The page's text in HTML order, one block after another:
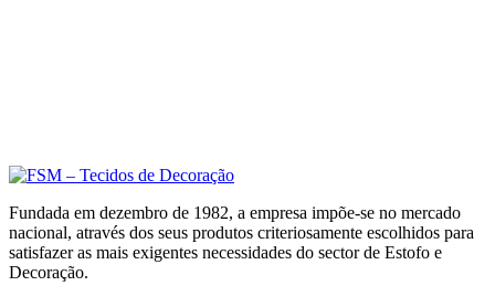
Fundada em dezembro de 1982, a empresa impõe-se no mercado
nacional, através dos seus produtos criteriosamente escolhidos para
satisfazer as mais exigentes necessidades do sector de Estofo e
Decoração.